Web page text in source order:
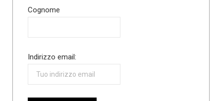
Cognome
Indirizzo email: